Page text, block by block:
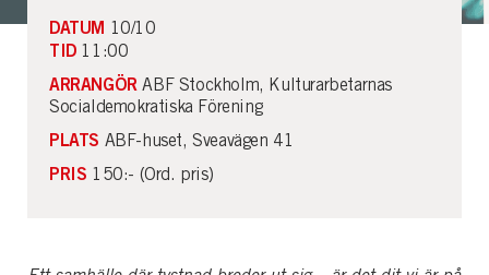
DATUM 10/10
TID11:00
ARRANGÖRABF Stockholm, Kulturarbetarnas
Socialdemokratiska Förening
PLATS ABF-huset, Sveavägen 41
PRIS 150:- (Ord. pris)